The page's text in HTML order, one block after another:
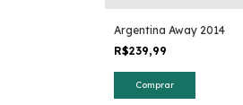
Argentina Away 2014
R$239,99
Comprar